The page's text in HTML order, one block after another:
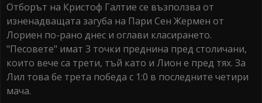
Отборът на Кристоф Галтие се възползва от
изненадващата загуба на Пари Сен Жермен от
Лориен по-рано днес и оглави класирането.
"Песовете" имат 3 точки преднина пред столичани,
които вече са трети, тъй като и Лион е пред тях. За
Лил това бе трета победа с 1:0 в последните четири
мача.